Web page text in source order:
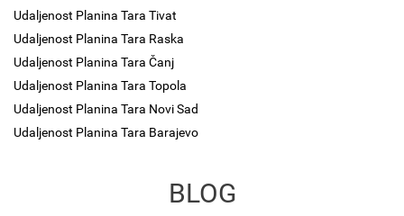
Udaljenost Planina Tara Tivat
Udaljenost Planina Tara Raska
Udaljenost Planina Tara Čanj
Udaljenost Planina Tara Topola
Udaljenost Planina Tara Novi Sad
Udaljenost Planina Tara Barajevo
BLOG